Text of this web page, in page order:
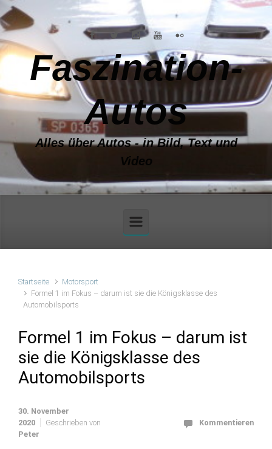
Zum Hauptinhalt springen
Faszination-
Autos
Alles über Autos - in Bild, Text und
Video
Startseite
Motorsport
Formel 1 im Fokus – darum ist sie die Königsklasse des
Automobilsports
Formel 1 im Fokus – darum ist
sie die Königsklasse des
Automobilsports
30. November
2020
Geschrieben von
Peter
Kommentieren